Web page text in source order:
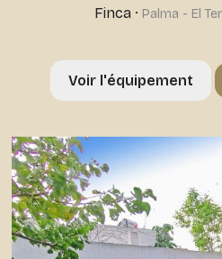
Finca· Palma - El
Voir l'équipement